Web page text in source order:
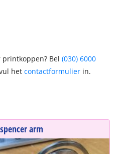
Bel (030) 6000
het contactformulier in.
arm